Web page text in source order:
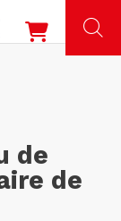
de
de